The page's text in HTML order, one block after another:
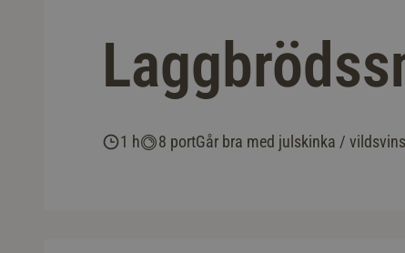
1 h 8 portGår bra med julskinka /